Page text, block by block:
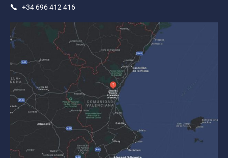
+34 696 412 416